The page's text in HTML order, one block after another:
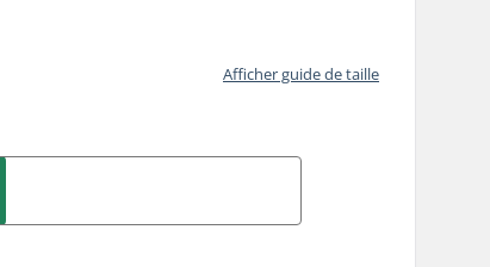
Afficher guide de taille